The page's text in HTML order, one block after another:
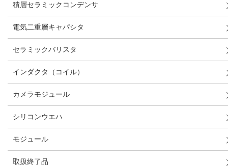
積層セラミックコンデンサ
電気二重層キャパシタ
セラミックバリスタ
インダクタ（コイル）
カメラモジュール
シリコンウエハ
モジュール
取扱終了品